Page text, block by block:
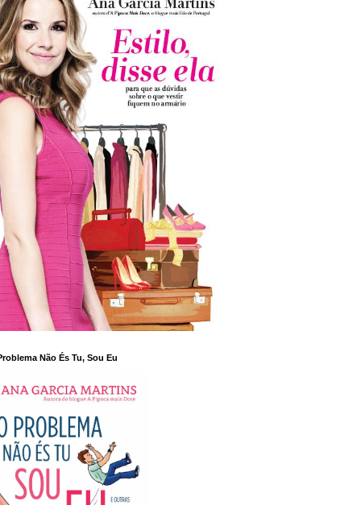
Não És Tu, Sou Eu